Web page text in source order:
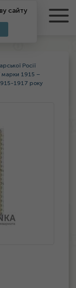
RU
сайту
Росії
марки 1915 –
1917 року